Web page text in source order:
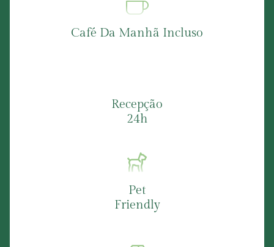
Café Da Manhã Incluso
Recepção
24h
Pet
Friendly